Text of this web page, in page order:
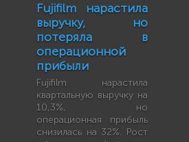
Fujifilm нарастила
выручку, но
потеряла в
операционной
прибыли
Fujifilm нарастила
квартальную выручку на
10,3%, но
операционная прибыль
снизилась на 32%. Рост